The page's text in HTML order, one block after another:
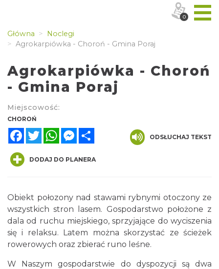
Główna
Noclegi
Agrokarpiówka - Choroń - Gmina Poraj
Agrokarpiówka - Choroń
- Gmina Poraj
Miejscowość:
CHOROŃ
FacebookTwitterWhatsAppMessenger
ODSŁUCHAJ TEKST
DODAJ DO PLANERA
Obiekt połozony nad stawami rybnymi otoczony ze
wszystkich stron lasem. Gospodarstwo położone z
dala od ruchu miejskiego, sprzyjające do wyciszenia
się i relaksu. Latem można skorzystać ze ścieżek
rowerowych oraz zbierać runo leśne.
W Naszym gospodarstwie do dyspozycji są dwa
0